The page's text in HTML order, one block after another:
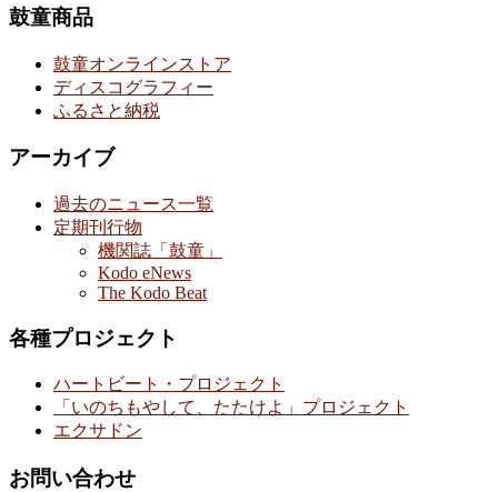
鼓童商品
鼓童オンラインストア
ディスコグラフィー
ふるさと納税
アーカイブ
過去のニュース一覧
定期刊行物
機関誌「鼓童」
Kodo eNews
The Kodo Beat
各種プロジェクト
ハートビート・プロジェクト
「いのちもやして、たたけよ」プロジェクト
エクサドン
お問い合わせ